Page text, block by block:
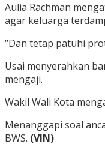
Aulia Rachman
agar keluarga
“Dan tetap patuhi
Usai menyerahkan
mengaji.
Wakil Wali Kota
Menanggapi soal
BWS. (VIN)